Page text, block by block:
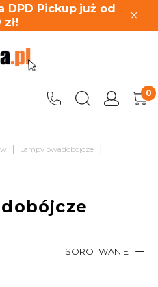
DPD Pickup już od
zł!
| Lampy owadobójcze |
SOROTWANIE